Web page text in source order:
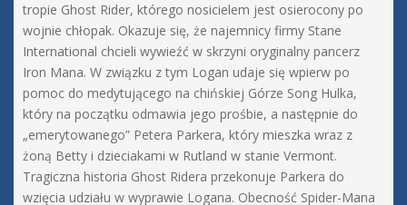
tropie Ghost Rider, którego nosicielem jest osierocony po
wojnie chłopak. Okazuje się, że najemnicy firmy Stane
International chcieli wywieźć w skrzyni oryginalny pancerz
Iron Mana. W związku z tym Logan udaje się wpierw po
pomoc do medytującego na chińskiej Górze Song Hulka,
który na początku odmawia jego prośbie, a następnie do
„emerytowanego” Petera Parkera, który mieszka wraz z
żoną Betty i dzieciakami w Rutland w stanie Vermont.
Tragiczna historia Ghost Ridera przekonuje Parkera do
wzięcia udziału w wyprawie Logana. Obecność Spider-Mana